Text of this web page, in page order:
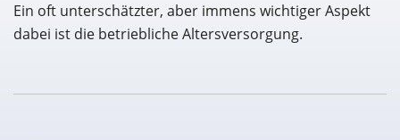
Ein oft unterschätzter, aber immens wichtiger Aspekt
dabei ist die betriebliche Altersversorgung.